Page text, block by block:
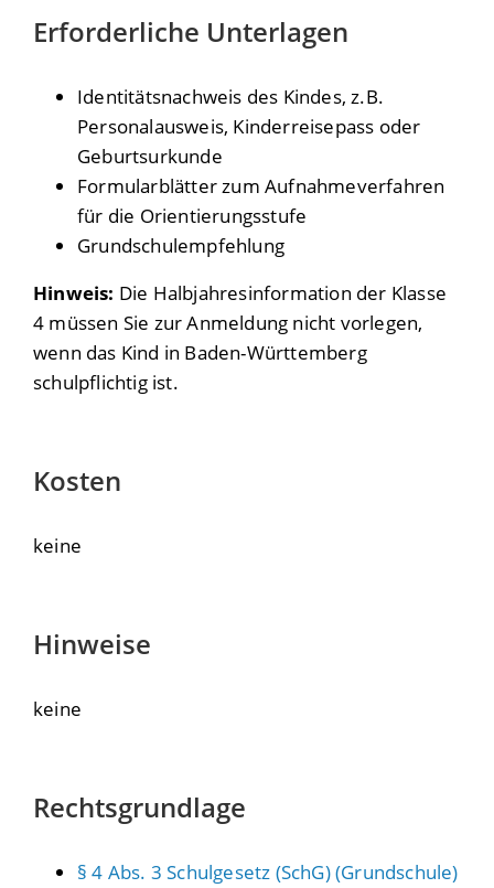
Erforderliche Unterlagen
Identitätsnachweis des Kindes, z.B.
Personalausweis, Kinderreisepass oder
Geburtsurkunde
Formularblätter zum Aufnahmeverfahren
für die Orientierungsstufe
Grundschulempfehlung
Hinweis: Die Halbjahresinformation der Klasse
4 müssen Sie zur Anmeldung nicht vorlegen,
wenn das Kind in Baden-Württemberg
schulpflichtig ist.
Kosten
keine
Hinweise
keine
Rechtsgrundlage
§ 4 Abs. 3 Schulgesetz (SchG) (Grundschule)